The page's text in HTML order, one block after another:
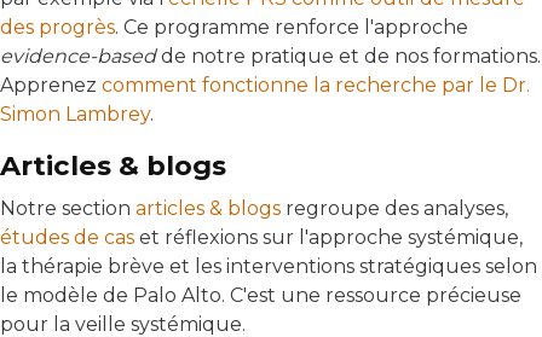
des progrès. Ce programme renforce l'approche
evidence-basedde notre pratique et de nos formations.
Apprenez comment fonctionne la recherche par le Dr.
Simon Lambrey.
Articles & blogs
Notre section articles & blogs regroupe des analyses,
études de cas et réflexions sur l'approche systémique,
la thérapie brève et les interventions stratégiques selon
le modèle de Palo Alto. C'est une ressource précieuse
pour la veille systémique.